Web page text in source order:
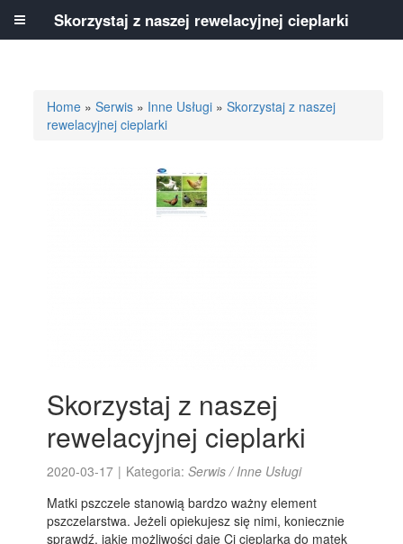
Home »Serwis » Inne Usługi »Skorzystaj z naszej
rewelacyjnej cieplarki
Skorzystaj z naszej
rewelacyjnej cieplarki
2020-03-17 | Kategoria:Serwis / Inne Usługi
Matki pszczele stanowią bardzo ważny element
pszczelarstwa. Jeżeli opiekujesz się nimi, koniecznie
sprawdź, jakie możliwości daje Ci cieplarka do matek
Skorzystaj z naszej rewelacyjnej cieplarki